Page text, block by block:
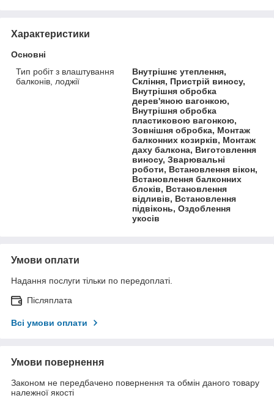
Характеристики
Основні
Тип робіт з влаштування
балконів, лоджії
Внутрішнє утеплення,
Скління, Пристрій виносу,
Внутрішня обробка
дерев'яною вагонкою,
Внутрішня обробка
пластиковою вагонкою,
Зовнішня обробка, Монтаж
балконних козирків, Монтаж
даху балкона, Виготовлення
виносу, Зварювальні
роботи, Встановлення вікон,
Встановлення балконних
блоків, Встановлення
відливів, Встановлення
підвіконь, Оздоблення
укосів
Умови оплати
Надання послуги тільки по передоплаті.
Післяплата
Всі умови оплати
Умови повернення
Законом не передбачено повернення та обмін даного товару
належної якості